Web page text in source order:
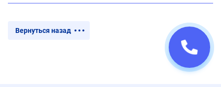
Вернуться назад